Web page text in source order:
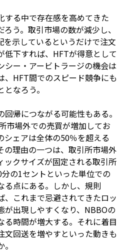
する中で存在感を高めてきた
う。取引市場の数が減少し、
示しているというだけで注文
低下すれば、HFTが得意として
シー・アービトラージの機会は
、HFT間でのスピード競争にも
なろう。
帰につながる可能性もある。
市場外での売買が増加してお
シェアは全体の50％を超える
の理由の一つは、取引所市場外
ックサイズが固定される取引所
の1セントといった単位での
る点にある。しかし、規則
、これまで忌避されてきたロッ
が出現しやすくなり、NBBOの
る時間が増大する。それに着目
文回送を増やすといった動きも